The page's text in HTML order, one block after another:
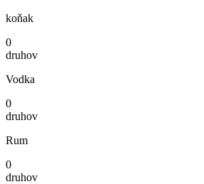
koňak
0
druhov
Vodka
0
druhov
Rum
0
druhov